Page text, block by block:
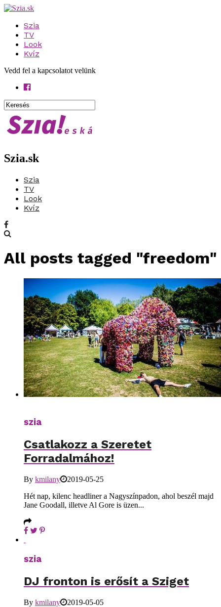
Szia
TV
Look
Kvíz
Vedd fel a kapcsolatot velünk
Szia.sk
Szia
TV
Look
Kvíz
All posts tagged "freedom"
szia
Csatlakozz a Szeretet
Forradalmához!
By kmilany
2019-05-25
Hét nap, kilenc headliner a Nagyszínpadon, ahol beszél majd
Jane Goodall, illetve Al Gore is üzen...
szia
DJ fronton is erősít a Sziget
By kmilany
2019-05-05